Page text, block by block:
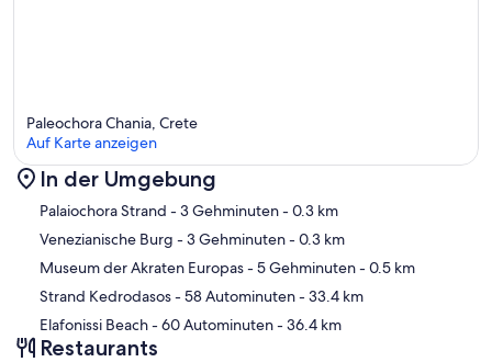
Karte
Paleochora Chania, Crete
Auf Karte anzeigen
In der Umgebung
Palaiochora Strand - 3 Gehminuten- 0.3 km
Venezianische Burg - 3 Gehminuten- 0.3 km
Museum der Akraten Europas- 5 Gehminuten- 0.5 km
Strand Kedrodasos- 58 Autominuten- 33.4 km
Elafonissi Beach- 60 Autominuten- 36.4 km
Restaurants